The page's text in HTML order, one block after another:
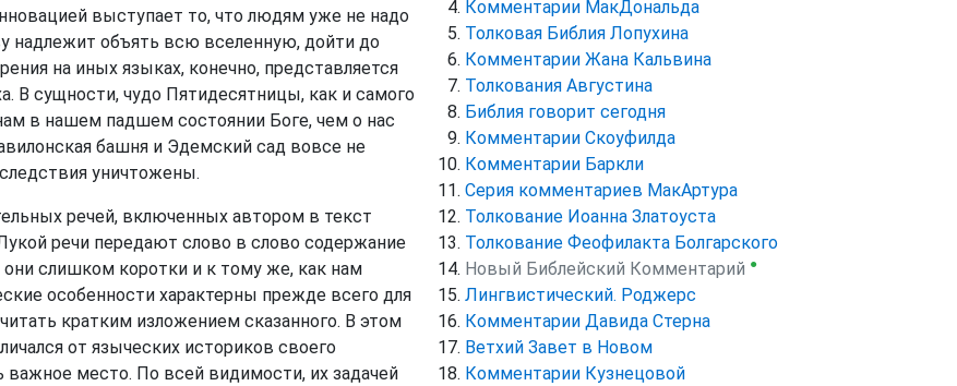
выступает то, что людям уже не надо
надлежит объять всю вселенную, дойти до
на иных языках, конечно, представляется
В сущности, чудо Пятидесятницы, как и самого
в нашем падшем состоянии Боге, чем о нас
башня и Эдемский сад вовсе не
уничтожены.
речей, включенных автором в текст
речи передают слово в слово содержание
слишком коротки и к тому же, как нам
особенности характерны прежде всего для
кратким изложением сказанного. В этом
от языческих историков своего
место. По всей видимости, их задачей
Комментарии МакДональда
Толковая Библия Лопухина
Комментарии Жана Кальвина
Толкования Августина
Библия говорит сегодня
Комментарии Скоуфилда
Комментарии Баркли
Серия комментариев МакАртура
Толкование Иоанна Златоуста
Толкование Феофилакта Болгарского
Новый Библейский Комментарий ●
Лингвистический. Роджерс
Комментарии Давида Стерна
Ветхий Завет в Новом
Комментарии Кузнецовой